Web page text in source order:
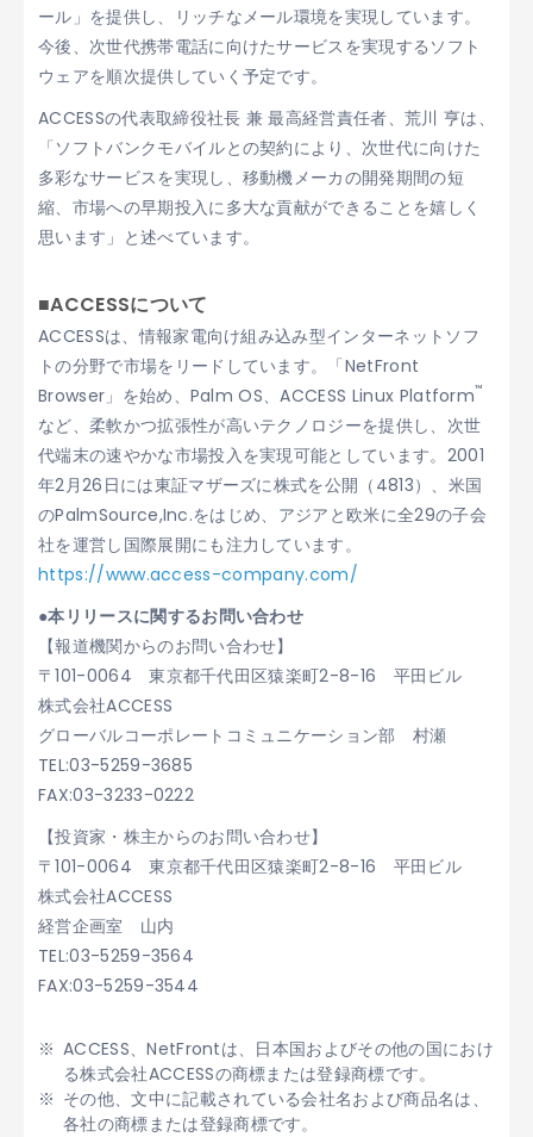
ール」を提供し、リッチなメール環境を実現しています。
今後、次世代携帯電話に向けたサービスを実現するソフト
ウェアを順次提供していく予定です。
ACCESSの代表取締役社長 兼 最高経営責任者、荒川 亨は、
「ソフトバンクモバイルとの契約により、次世代に向けた
多彩なサービスを実現し、移動機メーカの開発期間の短
縮、市場への早期投入に多大な貢献ができることを嬉しく
思います」と述べています。
■ACCESSについて
ACCESSは、情報家電向け組み込み型インターネットソフ
トの分野で市場をリードしています。「NetFront
Browser」を始め、Palm OS、ACCESS Linux Platform™
など、柔軟かつ拡張性が高いテクノロジーを提供し、次世
代端末の速やかな市場投入を実現可能としています。2001
年2月26日には東証マザーズに株式を公開（4813）、米国
のPalmSource,Inc.をはじめ、アジアと欧米に全29の子会
社を運営し国際展開にも注力しています。
https://www.access-company.com/
●本リリースに関するお問い合わせ
【報道機関からのお問い合わせ】
〒101-0064 東京都千代田区猿楽町2-8-16 平田ビル
株式会社ACCESS
グローバルコーポレートコミュニケーション部 村瀬
TEL:03-5259-3685
FAX:03-3233-0222
【投資家・株主からのお問い合わせ】
〒101-0064 東京都千代田区猿楽町2-8-16 平田ビル
株式会社ACCESS
経営企画室 山内
TEL:03-5259-3564
FAX:03-5259-3544
ACCESS、NetFrontは、日本国およびその他の国におけ
る株式会社ACCESSの商標または登録商標です。
その他、文中に記載されている会社名および商品名は、
各社の商標または登録商標です。